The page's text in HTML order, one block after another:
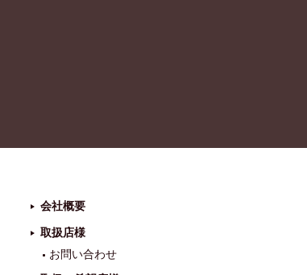
会社概要
取扱店様
お問い合わせ